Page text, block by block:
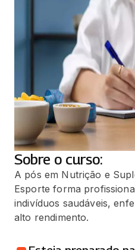
Sobre o curso:
A pós em Nutrição e
Esporte forma
indivíduos saudáveis,
alto rendimento.